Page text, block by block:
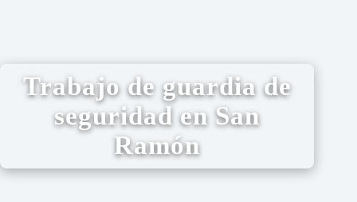
Trabajo de guardia de
seguridad en San
Ramón